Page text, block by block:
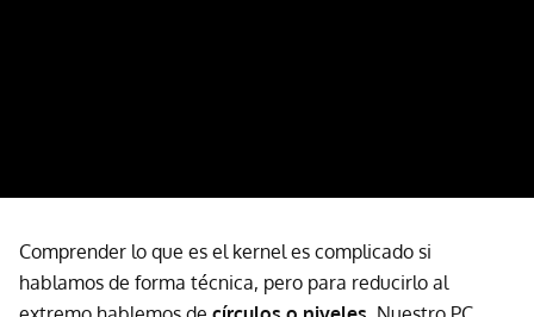
Comprender lo que es el kernel es complicado si
hablamos de forma técnica, pero para reducirlo al